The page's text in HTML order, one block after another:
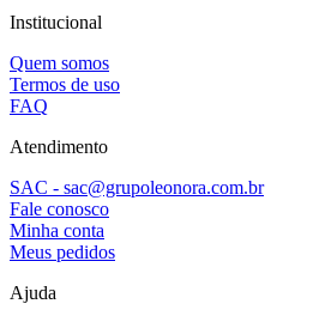
Institucional
Quem somos
Termos de uso
FAQ
Atendimento
SAC - sac@grupoleonora.com.br
Fale conosco
Minha conta
Meus pedidos
Ajuda